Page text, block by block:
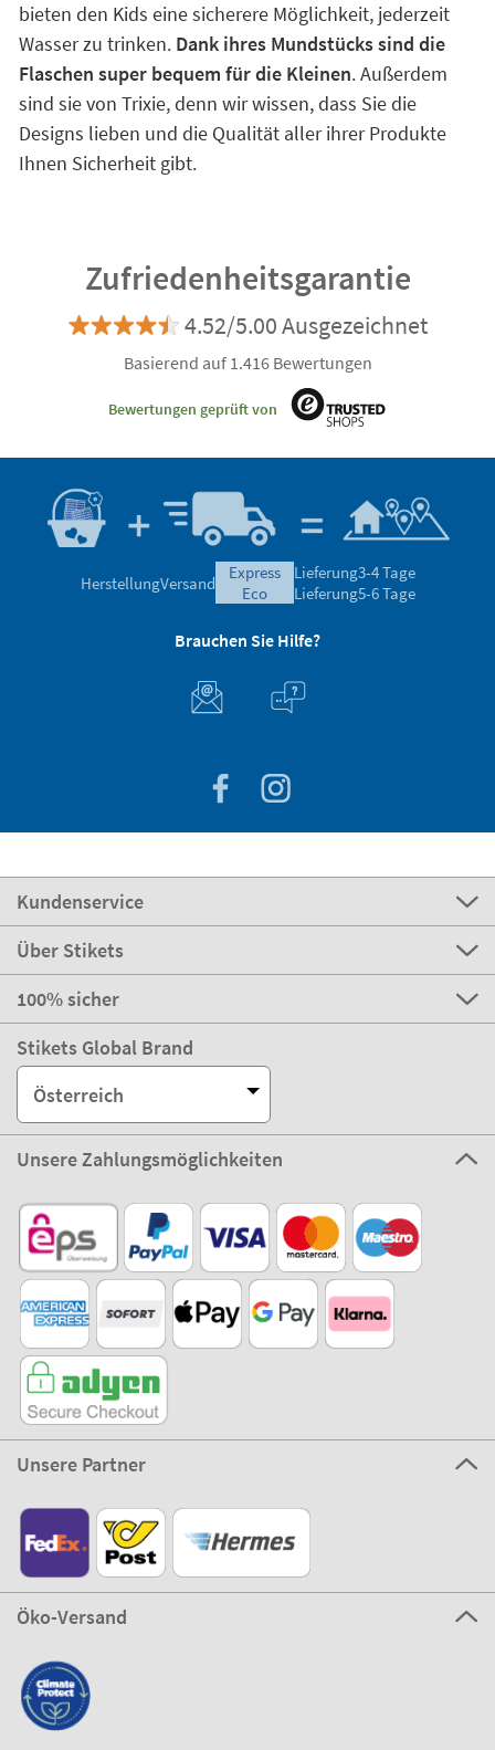
bieten den Kids eine sicherere Möglichkeit, jederzeit
Wasser zu trinken. Dank ihres Mundstücks sind die
Flaschen super bequem für die Kleinen. Außerdem
sind sie von Trixie, denn wir wissen, dass Sie die
Designs lieben und die Qualität aller ihrer Produkte
Ihnen Sicherheit gibt.
Zufriedenheitsgarantie
4.52/5.00 Ausgezeichnet
Basierend auf 1.416 Bewertungen
Bewertungen geprüft von
HerstellungVersand
express
eco
Lieferung3-4 Tage
Lieferung5-6 Tage
Brauchen Sie Hilfe?
Kundenservice
Über Stikets
100% sicher
Stikets Global Brand
Österreich
Unsere Zahlungsmöglichkeiten
Unsere Partner
Öko-Versand